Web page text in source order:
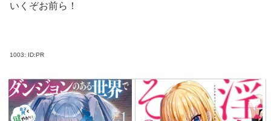
いくぞお前ら！
1003: ID:PR